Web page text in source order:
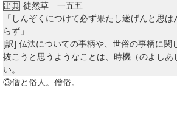
出典 徒然草 一五五
「しんぞくにつけて必ず果たし遂げんと思
らず」
[訳] 仏法についての事柄や、世俗の事柄に関
抜こうと思うようなことは、時機（のよしあ
い。
③僧と俗人。僧俗。